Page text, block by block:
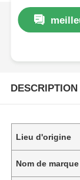
Lieu d'origine
Nom de marque